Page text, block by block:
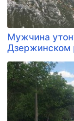
Мужчина
Дзержинском